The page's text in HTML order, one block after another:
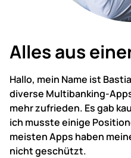
Alles aus
Hallo, mein Name ist
diverse Multibanking-
mehr zufrieden. Es gab
ich musste einige
meisten Apps haben
nicht geschützt.